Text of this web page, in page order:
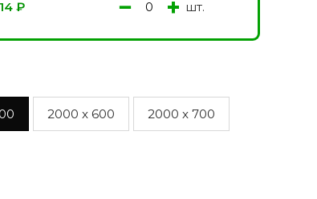
₽ − + шт.
2000 x 600 2000 x 700